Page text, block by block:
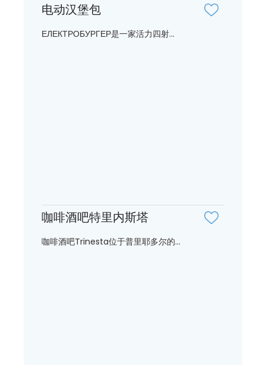
电动汉堡包
ЕЛЕКТРОБУРГЕР是一家活力四射...
咖啡酒吧特里内斯塔
咖啡酒吧Trinesta位于普里耶多尔的...